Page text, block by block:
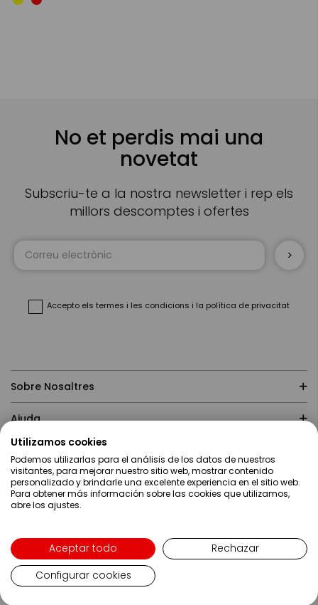
No et perdis mai una
novetat
Subscriu-te a la nostra newsletter i rep els
millors descomptes i ofertes
Accepto els termes i les condicions i la política de privacitat
Sobre Nosaltres
Ajuda
Contacte
Copyright ©2019 Servei Estació S.A
Català
Utilizamos cookies
Podemos utilizarlas para el análisis de los datos de nuestros
visitantes, para mejorar nuestro sitio web, mostrar contenido
personalizado y brindarle una excelente experiencia en el sitio web.
Para obtener más información sobre las cookies que utilizamos,
abre los ajustes.
Aceptar todo
Rechazar
Configurar cookies